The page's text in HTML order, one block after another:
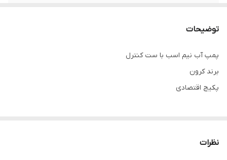
توضیحات
پمپ آب نیم اسب با ست کنترل
برند کرون
پکیج اقتصادی
نظرات